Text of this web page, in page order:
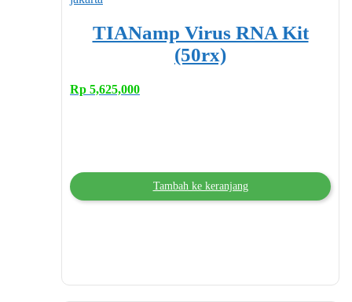
TIANamp Virus RNA Kit
(50rx)
Rp 5,625,000
Tambah ke keranjang